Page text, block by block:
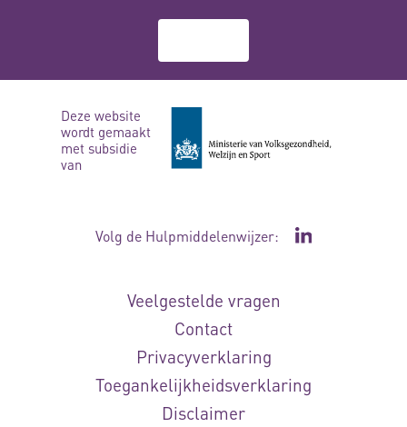
Deze website
wordt gemaakt
met subsidie
van
Volg de Hulpmiddelenwijzer: Ga naar de
Veelgestelde vragen
Contact
Privacyverklaring
Toegankelijkheidsverklaring
Disclaimer